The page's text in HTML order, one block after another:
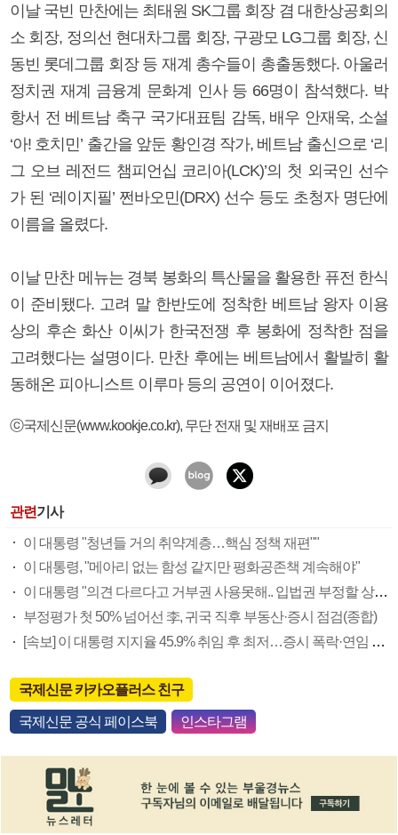
이날 국빈 만찬에는 최태원 SK그룹 회장 겸 대한상공회의
소 회장, 정의선 현대차그룹 회장, 구광모 LG그룹 회장, 신
동빈 롯데그룹 회장 등 재계 총수들이 총출동했다. 아울러
정치권 재계 금융계 문화계 인사 등 66명이 참석했다. 박
항서 전 베트남 축구 국가대표팀 감독, 배우 안재욱, 소설
‘아! 호치민’ 출간을 앞둔 황인경 작가, 베트남 출신으로 ‘리
그 오브 레전드 챔피언십 코리아(LCK)’의 첫 외국인 선수
가 된 ‘레이지필’ 쩐바오민(DRX) 선수 등도 초청자 명단에
이름을 올렸다.
이날 만찬 메뉴는 경북 봉화의 특산물을 활용한 퓨전 한식
이 준비됐다. 고려 말 한반도에 정착한 베트남 왕자 이용
상의 후손 화산 이씨가 한국전쟁 후 봉화에 정착한 점을
고려했다는 설명이다. 만찬 후에는 베트남에서 활발히 활
동해온 피아니스트 이루마 등의 공연이 이어졌다.
ⓒ국제신문(www.kookje.co.kr), 무단 전재 및 재배포 금지
관련기사
이 대통령 "청년들 거의 취약계층…핵심 정책 재편""
이 대통령, "메아리 없는 함성 같지만 평화공존책 계속해야"
이 대통령 "의견 다르다고 거부권 사용못해.. 입법권 부정할 상황이라 보기 어려워"
부정평가 첫 50% 넘어선 李, 귀국 직후 부동산·증시 점검(종합)
[속보] 이 대통령 지지율 45.9% 취임 후 최저…증시 폭락·연임 개헌 논란 영향
국제신문 카카오플러스 친구
국제신문 공식 페이스북 인스타그램